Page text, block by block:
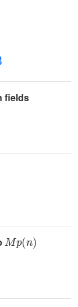
fields
n )